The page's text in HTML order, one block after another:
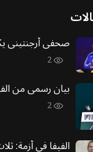
صحفي أرجنتيني
2
بيان رسمي من
2
الفيفا في أزمة: